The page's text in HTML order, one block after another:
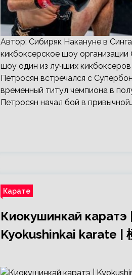
Автор: Сибиряк Накануне в
кикбоксерское шоу
шоу один из лучших
Петросян встречался с
временный титул чемпиона в
Петросян начал бой в
Карате
Киокушинкай каратэ |
Kyokushinkai karate |